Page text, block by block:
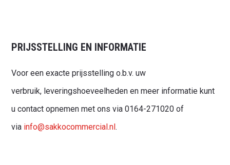
PRIJSSTELLING EN INFORMATIE
Voor een exacte prijsstelling o.b.v. uw
verbruik, leveringshoeveelheden en meer informatie kunt
u contact opnemen met ons via 0164-271020 of
via info@sakkocommercial.nl.